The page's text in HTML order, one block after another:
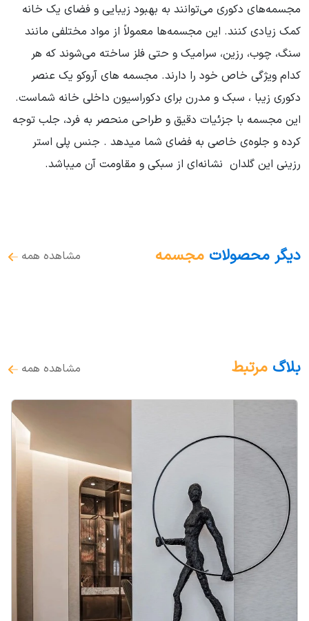
مجسمه‌های دکوری می‌توانند به بهبود زیبایی و فضای یک خانه
کمک زیادی کنند. این مجسمه‌ها معمولاً از مواد مختلفی مانند
سنگ، چوب، رزین، سرامیک و حتی فلز ساخته می‌شوند که هر
کدام ویژگی خاص خود را دارند. مجسمه های آروکو یک عنصر
دکوری زیبا ، سبک و مدرن برای دکوراسیون داخلی خانه شماست.
این مجسمه با جزئیات دقیق و طراحی منحصر به فرد، جلب توجه
کرده و جلوه‌ی خاصی به فضای شما میدهد . جنس پلی استر
رزینی این گلدان نشانه‌ای از سبکی و مقاومت آن میباشد.
دیگر محصولات مجسمه مشاهده همه
بلاگ مرتبط مشاهده همه